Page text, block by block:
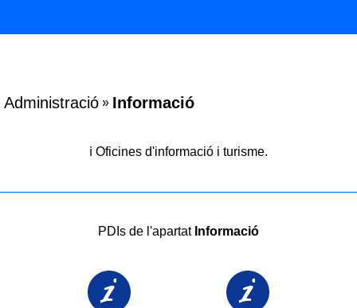
Administració » Informació
ℹ️ Oficines d'informació i turisme.
PDIs de l'apartat Informació